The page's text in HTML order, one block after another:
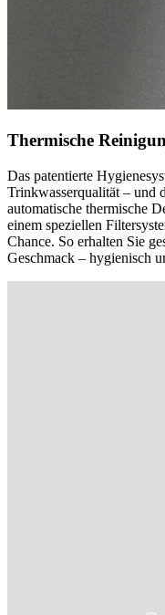
Thermische
Das patentierte
Trinkwasserqualität – und
automatische thermische
einem speziellen
Chance. So erhalten Sie
Geschmack – hygienisch